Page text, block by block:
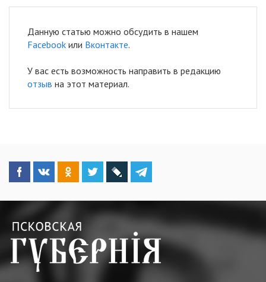
Данную статью можно обсудить в нашем
Facebook или Вконтакте.
У вас есть возможность направить в редакцию
отзыв на этот материал.